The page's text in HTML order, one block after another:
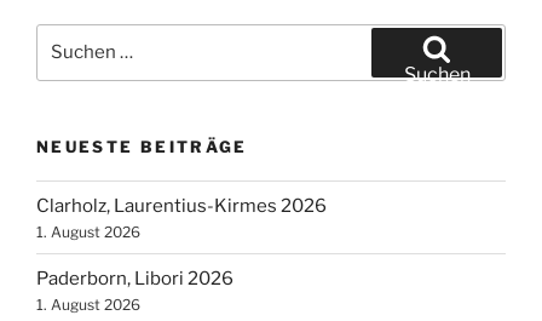
nach:
Suchen
NEUESTE BEITRÄGE
Clarholz, Laurentius-Kirmes 2026
1. August 2026
Paderborn, Libori 2026
1. August 2026